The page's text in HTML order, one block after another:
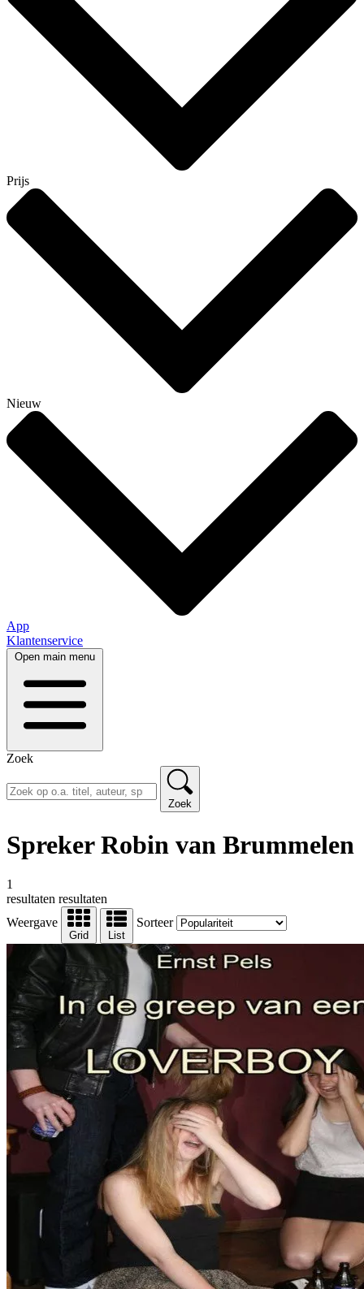
Prijs
Nieuw
App
Klantenservice
Open main menu
Zoek
Zoek
Spreker Robin van Brummelen
1
resultaten resultaten
Weergave
Grid List
Sorteer